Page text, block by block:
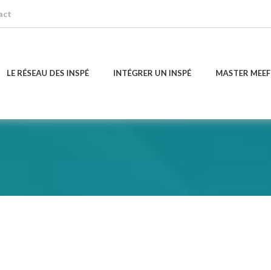
LE RÉSEAU DES INSPÉ INTÉGRER UN INSPÉ MASTER MEEF